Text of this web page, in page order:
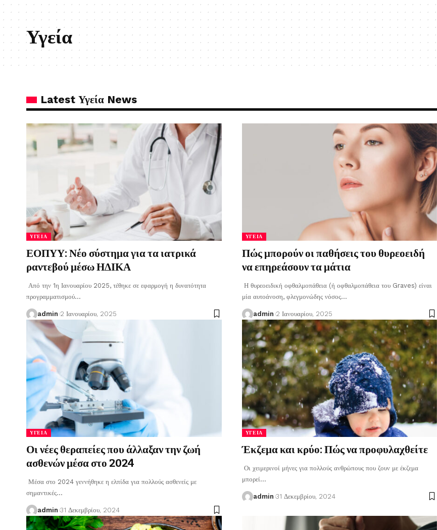
Υγεία
Latest Υγεία News
ΥΓΕΊΑ
ΕΟΠΥΥ: Νέο σύστημα για τα ιατρικά
ραντεβού μέσω ΗΔΙΚΑ
Από την 1η Ιανουαρίου 2025, τέθηκε σε εφαρμογή η δυνατότητα
προγραμματισμού…
admin 2 Ιανουαρίου, 2025
ΥΓΕΊΑ
Πώς μπορούν οι παθήσεις του θυρεοειδή
να επηρεάσουν τα μάτια
Η θυρεοειδική οφθαλμοπάθεια (ή οφθαλμοπάθεια του Graves) είναι
μία αυτοάνοση, φλεγμονώδης νόσος…
admin 2 Ιανουαρίου, 2025
ΥΓΕΊΑ
Οι νέες θεραπείες που άλλαξαν την ζωή
ασθενών μέσα στο 2024
Μέσα στο 2024 γεννήθηκε η ελπίδα για πολλούς ασθενείς με
σημαντικές…
admin 31 Δεκεμβρίου, 2024
ΥΓΕΊΑ
Έκζεμα και κρύο: Πώς να προφυλαχθείτε
Οι χειμερινοί μήνες για πολλούς ανθρώπους που ζουν με έκζεμα
μπορεί…
admin 31 Δεκεμβρίου, 2024